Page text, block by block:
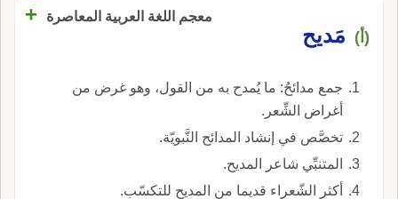
معجم اللغة العربية المعاصرة +
(أ) مَديح
جمع مدائحُ: ما يُمدح به من القول، وهو غرض من
أغراض الشِّعر.
تخصَّص في إنشاد المدائح النَّبويّة.
المتنبِّي شاعر المديح.
أكثر الشّعراء قديما من المديح للتكسّب.